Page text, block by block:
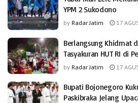
YPM 2 Sukodono
by Radar Jatim 17
Berlangsung Khidmat
Tasyakuran HUT RI di
by Radar Jatim 17
Bupati Bojonegoro
Paskibraka Jelang